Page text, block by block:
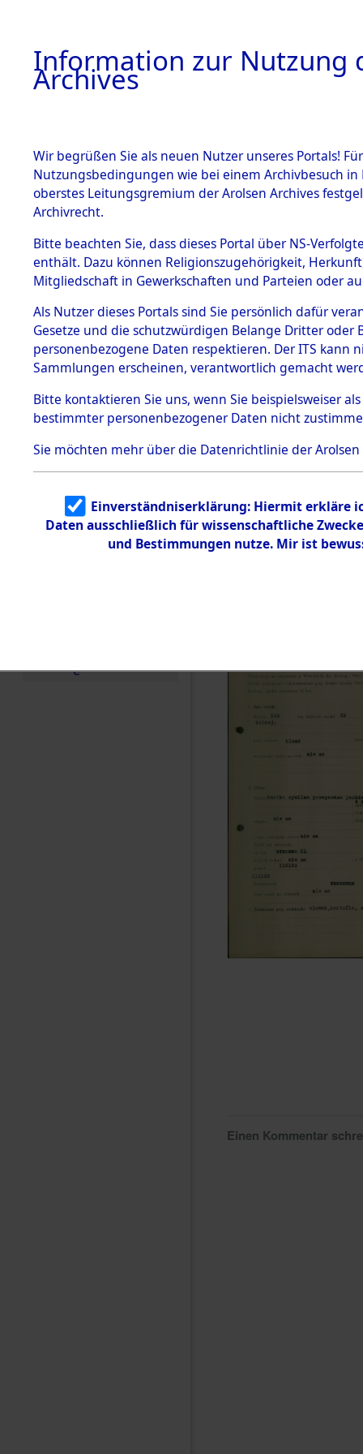
BESTÄNDE
1.
mente
5. Verschiedenes
5.3
Todesmärsche
5.3.1 Alliierte
Erhebungen
zu
Todesmärsch
en
5.3.2
Identifizierun
g
5.3.3
Todesmärsch
e
auf dem
zur
Roding)
Leben
0001
Einen Kommentar
Information zur Nutzung
Archives
Wir begrüßen Sie als neuen Nutzer unseres Portals!
Nutzungsbedingungen wie bei einem Archivbesuch
oberstes Leitungsgremium der Arolsen Archives
Archivrecht.
Bitte beachten Sie, dass dieses Portal über NS-
enthält. Dazu können Religionszugehörigkeit,
Mitgliedschaft in Gewerkschaften und Parteien oder
Als Nutzer dieses Portals sind Sie persönlich dafür
Gesetze und die schutzwürdigen Belange Dritter
personenbezogene Daten respektieren. Der ITS
Sammlungen erscheinen, verantwortlich gemacht
Bitte kontaktieren Sie uns, wenn Sie beispielsweiser
bestimmter personenbezogener Daten nicht
Sie möchten mehr über die Datenrichtlinie der Arolsen
Einverständniserklärung: Hiermit erkläre
Daten ausschließlich für wissenschaftliche
und Bestimmungen nutze. Mir ist